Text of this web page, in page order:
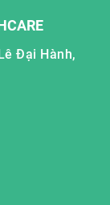
Đại Hành,